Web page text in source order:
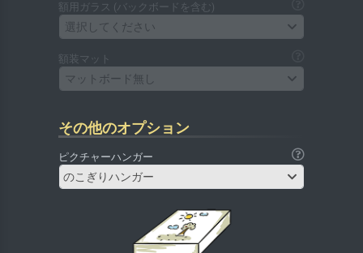
額用ガラス (バックボードを含む)
選択してください
額装マット
マットボード無し
その他のオプション
ピクチャーハンガー
のこぎりハンガー